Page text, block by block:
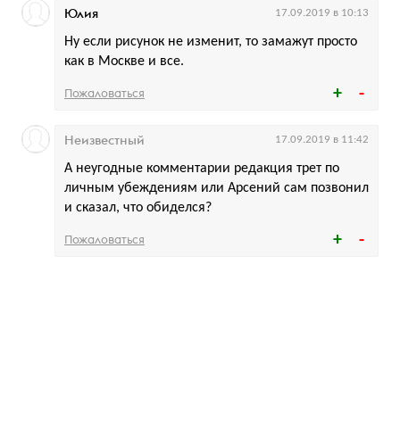
Ну если рисунок не изменит, то замажут просто
как в Москве и все.
Юлия 17.09.2019 в 10:13
Пожаловаться
А неугодные комментарии редакция трет по
личным убеждениям или Арсений сам позвонил
и сказал, что обиделся?
Неизвестный 17.09.2019 в 11:42
Пожаловаться